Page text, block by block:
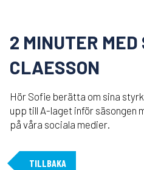
2 MINUTER MED
CLAESSON
Hör Sofie berätta om sina
upp till A-laget inför säsongen
på våra sociala medier.
TILLBAKA